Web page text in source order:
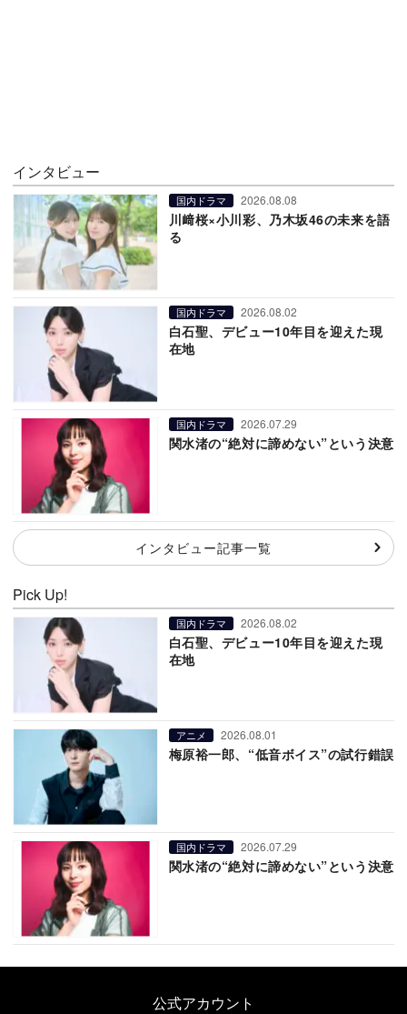
インタビュー
国内ドラマ 2026.08.08
川﨑桜×小川彩、乃木坂46の未来を語
る
国内ドラマ 2026.08.02
白石聖、デビュー10年目を迎えた現
在地
国内ドラマ 2026.07.29
関水渚の“絶対に諦めない”という決意
インタビュー記事一覧
Pick Up!
国内ドラマ 2026.08.02
白石聖、デビュー10年目を迎えた現
在地
アニメ 2026.08.01
梅原裕一郎、“低音ボイス”の試行錯誤
国内ドラマ 2026.07.29
関水渚の“絶対に諦めない”という決意
公式アカウント